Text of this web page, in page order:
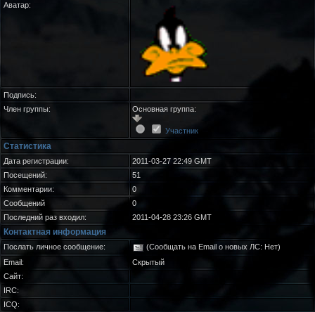
Аватар:
Подпись:
Член группы:
Основная группа:
Участник
Статистика
Дата регистрации:
2011-03-27 22:49 GMT
Посещений:
51
Комментарии:
0
Сообщений
0
Последний раз входил:
2011-04-28 23:26 GMT
Контактная информация
Послать личное сообщение:
(Сообщать на Email о новых ЛС: Нет)
Email:
Скрытый
Сайт:
IRC:
ICQ: